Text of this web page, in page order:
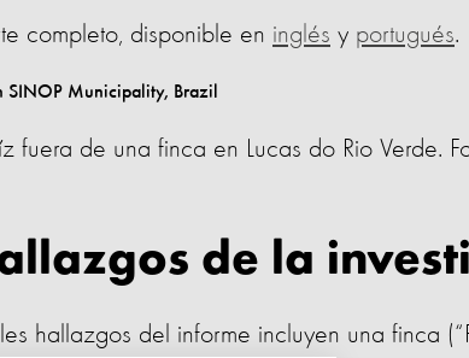
completo, disponible en inglés y portugués.
fuera de una finca en Lucas do Rio Verde.
de la
hallazgos del informe incluyen una finca